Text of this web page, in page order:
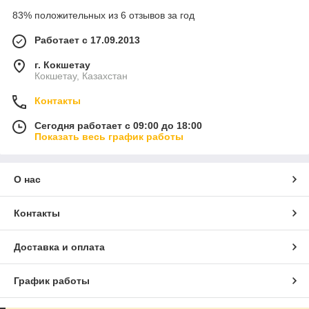
83% положительных из 6 отзывов за год
Работает с 17.09.2013
г. Кокшетау
Кокшетау, Казахстан
Контакты
Сегодня работает с 09:00 до 18:00
Показать весь график работы
О нас
Контакты
Доставка и оплата
График работы